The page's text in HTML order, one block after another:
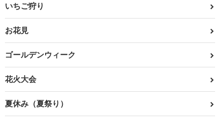
いちご狩り
お花見
ゴールデンウィーク
花火大会
夏休み（夏祭り）